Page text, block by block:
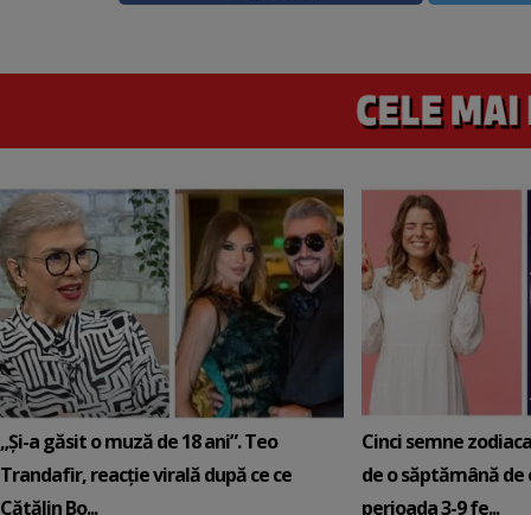
„Și-a găsit o muză de 18 ani”. Teo
Trandafir, reacție virală după ce ce
Cătălin Bo...
Cinci semne
de o săptămână de
perioada 3-9 fe...